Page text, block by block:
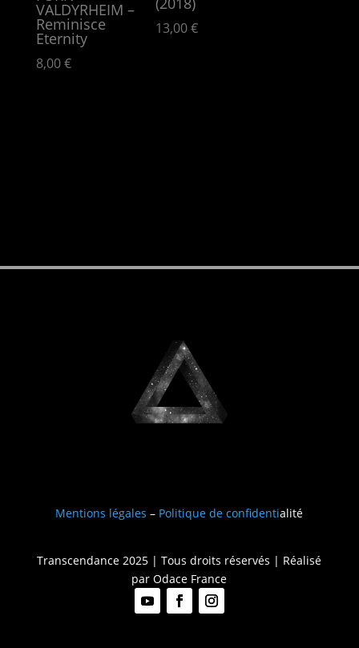
VALDYRHEIM –
Reminisce
Eternity
8,00€
13,00€
Mentions légales – Politique de confidentialité
Transcendance 2025 | Tous droits réservés | Réalisé
parOdace France